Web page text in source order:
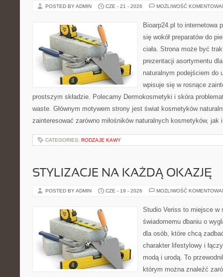
POSTED BY ADMIN CZE - 21 - 2026 MOŻLIWOŚĆ
Bioarp24.pl to internetowa
się wokół preparatów do
ciała. Strona może być
prezentacji asortymentu
naturalnym podejściem do
wpisuje się w rosnące
prostszym składzie. Polecamy Dermokosmetyki i skóra
waste. Głównym motywem strony jest świat kosmetyków
zainteresować zarówno miłośników naturalnych kosmetyków,
CATEGORIES: RODZAJE KAWY
STYLIZACJE NA KAŻDĄ OKAZJĘ
POSTED BY ADMIN CZE - 19 - 2026 MOŻLIWOŚĆ
Studio Veriss to miejsce w
świadomemu dbaniu o
dla osób, które chcą
charakter lifestylowy i
modą i urodą. To
którym można znaleźć